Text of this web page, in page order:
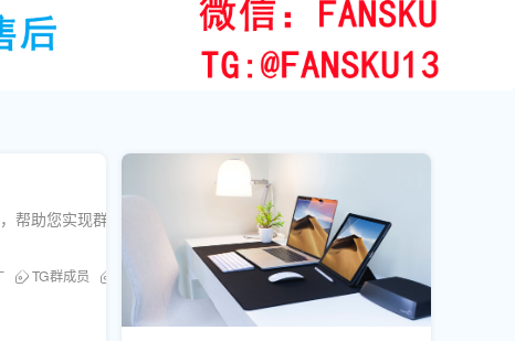
助您实现群组的持
TG群成员